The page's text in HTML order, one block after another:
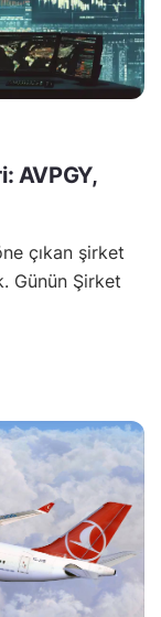
AVPGY,
çıkan şirket
Günün Şirket